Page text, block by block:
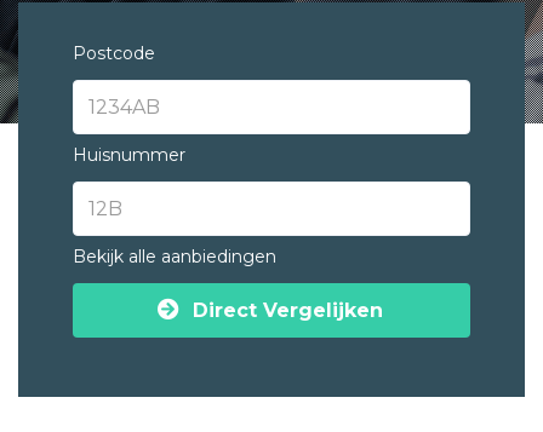
Postcode
Huisnummer
Bekijk alle aanbiedingen
Direct Vergelijken